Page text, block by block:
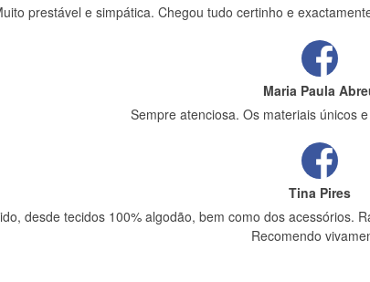
prestável e simpática. Chegou tudo certinho e
Maria Paula
Sempre atenciosa. Os materiais únicos
Tina Pires
desde tecidos 100% algodão, bem como dos acessórios.
Recomendo